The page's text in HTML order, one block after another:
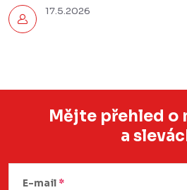
17.5.2026
á
Mějte přehled o
a
E-mail